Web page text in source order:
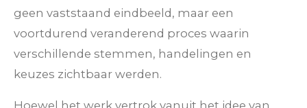
geen vaststaand eindbeeld, maar een
voortdurend veranderend proces waarin
verschillende stemmen, handelingen en
keuzes zichtbaar werden.